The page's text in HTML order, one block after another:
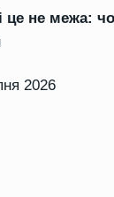
це не межа:
2026